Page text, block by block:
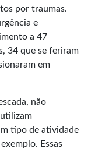
por traumas.
e
a 47
34 que se feriram
em
não
tipo de atividade
Essas